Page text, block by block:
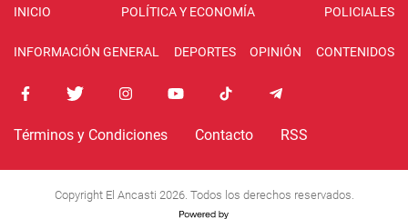
INICIO POLÍTICA Y ECONOMÍA POLICIALES
INFORMACIÓN GENERAL DEPORTES OPINIÓN CONTENIDOS
Términos y Condiciones Contacto RSS
Copyright El Ancasti 2026. Todos los derechos reservados.